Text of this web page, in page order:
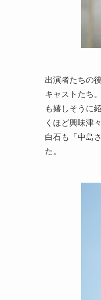
出演者たちの
キャストたち
も嬉しそうに
くほど興味津
白石も「中島
た。